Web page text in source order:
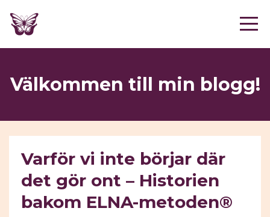
Välkommen till min blogg!
Varför vi inte börjar där
det gör ont – Historien
bakom ELNA-metoden®